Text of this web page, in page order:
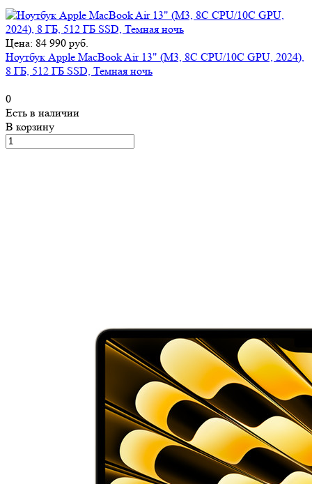
Цена: 84 990 руб.
Ноутбук Apple MacBook Air 13" (M3, 8C CPU/10C GPU, 2024),
8 ГБ, 512 ГБ SSD, Темная ночь
0
Есть в наличии
В корзину